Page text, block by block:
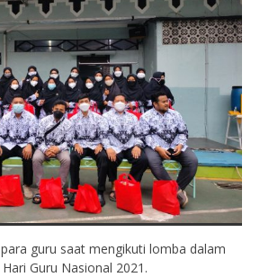
guru saat mengikuti lomba dalam
Guru Nasional 2021.